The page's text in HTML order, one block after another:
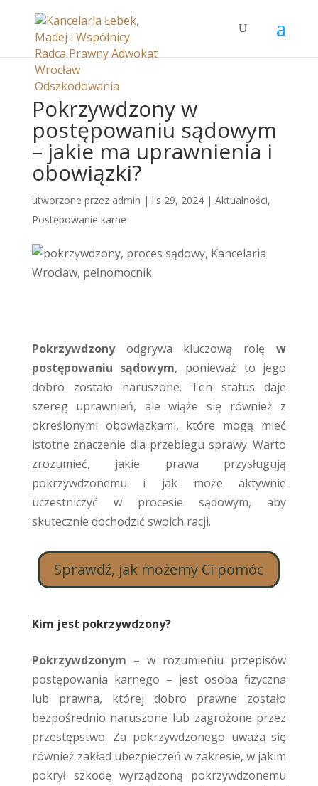
Pokrzywdzony w
postępowaniu sądowym
– jakie ma uprawnienia i
obowiązki?
utworzone przez admin | lis 29, 2024| Aktualności,
Postępowanie karne
Pokrzywdzonyodgrywa kluczową rolęw
postępowaniu sądowym, ponieważ to jego
dobro zostało naruszone. Ten status daje
szereg uprawnień, ale wiąże się również z
określonymi obowiązkami, które mogą mieć
istotne znaczenie dla przebiegu sprawy. Warto
zrozumieć, jakie prawa przysługują
pokrzywdzonemu i jak może aktywnie
uczestniczyć w procesie sądowym, aby
skutecznie dochodzić swoich racji.
Sprawdź, jak możemy Ci pomóc
Kim jest pokrzywdzony?
Pokrzywdzonym – w rozumieniu przepisów
postępowania karnego – jest osoba fizyczna
lub prawna, której dobro prawne zostało
bezpośrednio naruszone lub zagrożone przez
przestępstwo. Za pokrzywdzonego uważa się
również zakład ubezpieczeń w zakresie, w jakim
pokrył szkodę wyrządzoną pokrzywdzonemu